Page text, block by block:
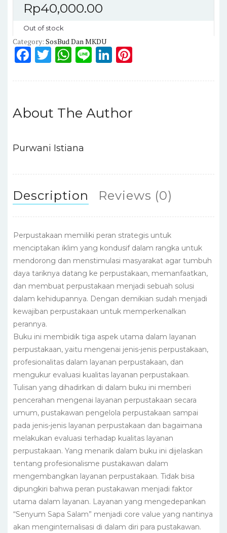
Rp40,000.00
Out of stock
Category: SosBud Dan MKDU
F
c
b
o
T
it
te
r
W
a
A
p
Li
e
Li
k
e
dI
te
About The Author
Purwani Istiana
Description Reviews (0)
Perpustakaan memiliki peran strategis untuk
menciptakan iklim yang kondusif dalam rangka untuk
mendorong dan menstimulasi masyarakat agar tumbuh
daya tariknya datang ke perpustakaan, memanfaatkan,
dan membuat perpustakaan menjadi sebuah solusi
dalam kehidupannya. Dengan demikian sudah menjadi
kewajiban perpustakaan untuk memperkenalkan
perannya.
Buku ini membidik tiga aspek utama dalam layanan
perpustakaan, yaitu mengenai jenis-jenis perpustakaan,
profesionalitas dalam layanan perpustakaan, dan
mengukur evaluasi kualitas layanan perpustakaan.
Tulisan yang dihadirkan di dalam buku ini memberi
pencerahan mengenai layanan perpustakaan secara
umum, pustakawan pengelola perpustakaan sampai
pada jenis-jenis layanan perpustakaan dan bagaimana
melakukan evaluasi terhadap kualitas layanan
perpustakaan. Yang menarik dalam buku ini dijelaskan
tentang profesionalisme pustakawan dalam
mengembangkan layanan perpustakaan. Tidak bisa
dipungkiri bahwa peran pustakawan menjadi faktor
utama dalam layanan. Layanan yang mengedepankan
“Senyum Sapa Salam” menjadi core value yang nantinya
akan menginternalisasi di dalam diri para pustakawan.